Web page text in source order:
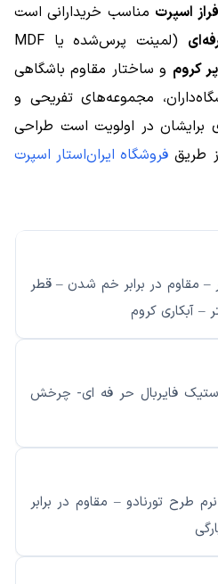
مناسب خریدارانی است
(لمینت پرس‌شده یا MDF
کروم و ساختار مقاوم باشگاهی
مجموعه‌های تفریحی و
برایشان در اولویت است طراحی
طریق فروشگاه ایران‌استار اسپرت
– مقاوم در برابر خم شدن – قطر
فایربال حر فه ای- چرخش
طرح تورنادو – مقاوم در برابر